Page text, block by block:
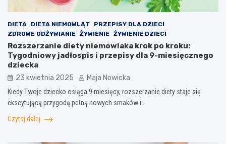
DIETA DIETA NIEMOWLĄT
PRZEPISY DLA DZIECI
ZDROWE ODŻYWIANIE ŻYWIENIE ŻYWIENIE DZIECI
Rozszerzanie diety niemowlaka krok po kroku:
Tygodniowy jadłospis i przepisy dla 9-miesięcznego
dziecka
23 kwietnia 2025 Maja Nowicka
Kiedy Twoje dziecko osiąga 9 miesięcy, rozszerzanie diety staje się
ekscytującą przygodą pełną nowych smaków i…
Czytaj dalej